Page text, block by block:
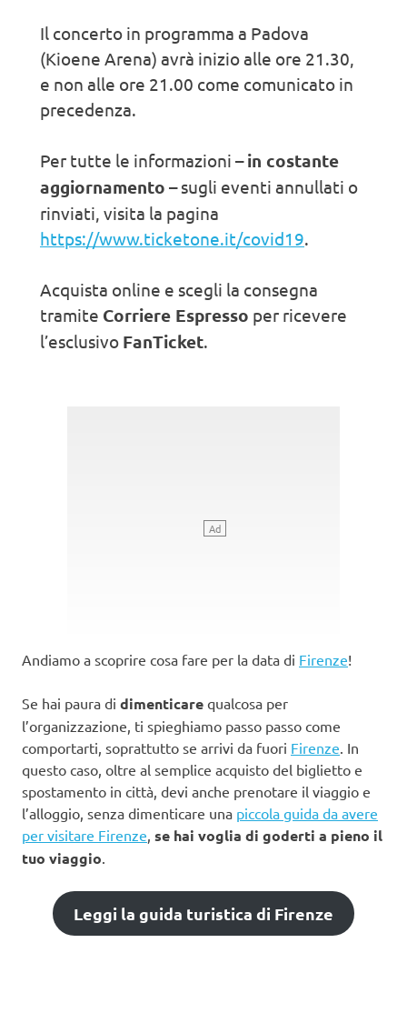
Il concerto in programma a Padova
(Kioene Arena) avrà inizio alle ore 21.30,
e non alle ore 21.00 come comunicato in
precedenza.
Per tutte le informazioni –in costante
aggiornamento – sugli eventi annullati o
rinviati, visita la pagina
https://www.ticketone.it/covid19.
Acquista online e scegli la consegna
tramite Corriere Espresso per ricevere
l’esclusivo FanTicket.
Andiamo a scoprire cosa fare per la data di Firenze!
Se hai paura di dimenticare qualcosa per
l’organizzazione, ti spieghiamo passo passo come
comportarti, soprattutto se arrivi da fuori Firenze . In
questo caso, oltre al semplice acquisto del biglietto e
spostamento in città, devi anche prenotare il viaggio e
l’alloggio, senza dimenticare una piccola guida da avere
per visitare Firenze se hai voglia di goderti a pieno il
tuo viaggio
Leggi la guida turistica di Firenze